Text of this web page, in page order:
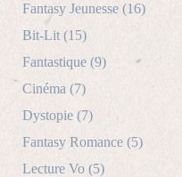
Fantasy Jeunesse (16)
Bit-Lit (15)
Fantastique (9)
Cinéma (7)
Dystopie (7)
Fantasy Romance (5)
Lecture Vo (5)